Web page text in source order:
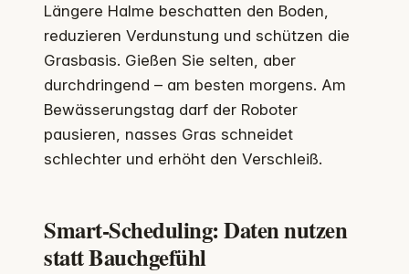
Längere Halme beschatten den Boden,
reduzieren Verdunstung und schützen die
Grasbasis. Gießen Sie selten, aber
durchdringend – am besten morgens. Am
Bewässerungstag darf der Roboter
pausieren, nasses Gras schneidet
schlechter und erhöht den Verschleiß.
Smart-Scheduling: Daten nutzen
statt Bauchgefühl